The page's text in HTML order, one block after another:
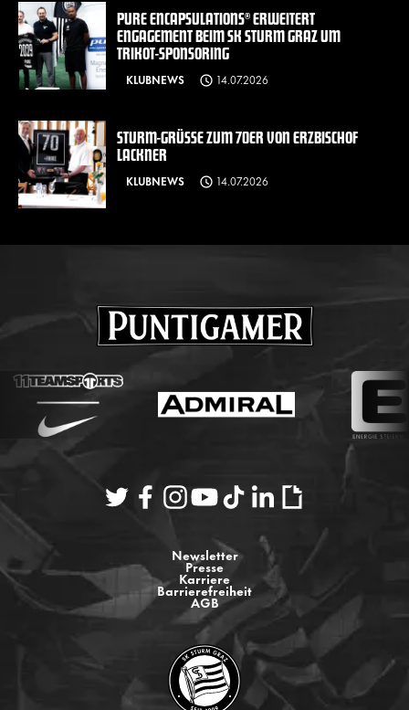
PURE ENCAPSULATIONS® ERWEITERT
ENGAGEMENT BEIM SK STURM GRAZ UM
TRIKOT-SPONSORING
KLUBNEWS 14.07.2026
STURM-GRÜSSE ZUM 70ER VON ERZBISCHOF L
ACKNER
KLUBNEWS 14.07.2026
Newsletter
Presse
Karriere
Barrierefreiheit
AGB